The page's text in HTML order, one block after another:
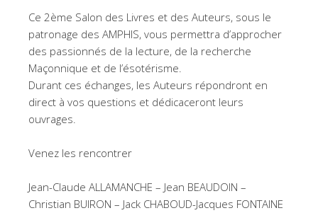
Ce 2ème Salon des Livres et des Auteurs, sous le
patronage des AMPHIS, vous permettra d’approcher
des passionnés de la lecture, de la recherche
Maçonnique et de l’ésotérisme.
Durant ces échanges, les Auteurs répondront en
direct à vos questions et dédicaceront leurs
ouvrages.
Venez les rencontrer
Jean-Claude ALLAMANCHE – Jean BEAUDOIN –
Christian BUIRON – Jack CHABOUD-Jacques FONTAINE